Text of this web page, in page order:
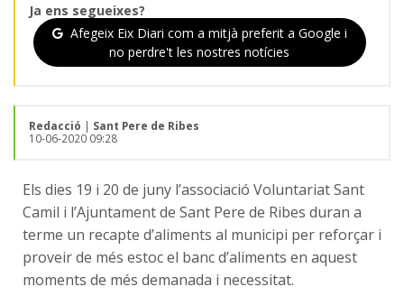
Ja ens segueixes?
Afegeix Eix Diari com a mitjà preferit a Google i
no perdre't les nostres notícies
Redacció | Sant Pere de Ribes
10-06-2020 09:28
Els dies 19 i 20 de juny l’associació Voluntariat Sant
Camil i l’Ajuntament de Sant Pere de Ribes duran a
terme un recapte d’aliments al municipi per reforçar i
proveir de més estoc el banc d’aliments en aquest
moments de més demanada i necessitat.